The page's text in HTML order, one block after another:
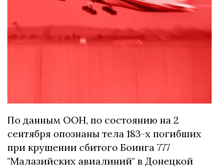
По данным ООН, по состоянию на 2
сентября опознаны тела 183-х погибших
при крушении сбитого Боинга 777
"Малазийских авиалиний" в Донецкой